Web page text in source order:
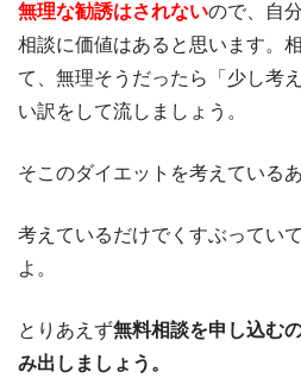
無理な勧誘はされないので、自
相談に価値はあると思います。
て、無理そうだったら「少し考
い訳をして流しましょう。
そこのダイエットを考えているあ
考えているだけでくすぶってい
よ。
とりあえず無料相談を申し込む
み出しましょう。